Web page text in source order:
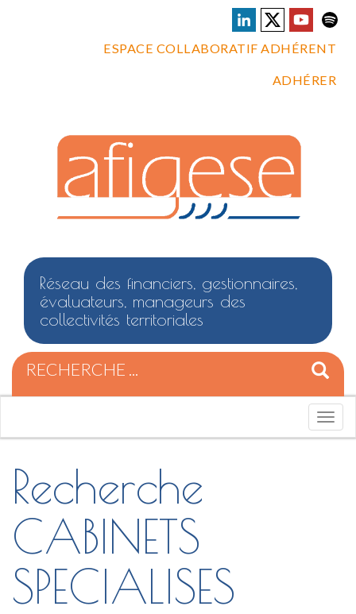
ESPACE COLLABORATIF ADHÉRENT
ADHÉRER
Réseau des financiers, gestionnaires,
évaluateurs, manageurs des
collectivités territoriales
c
r
h
e
o
u
r
:
T
o
Recherche
CABINETS
SPECIALISES